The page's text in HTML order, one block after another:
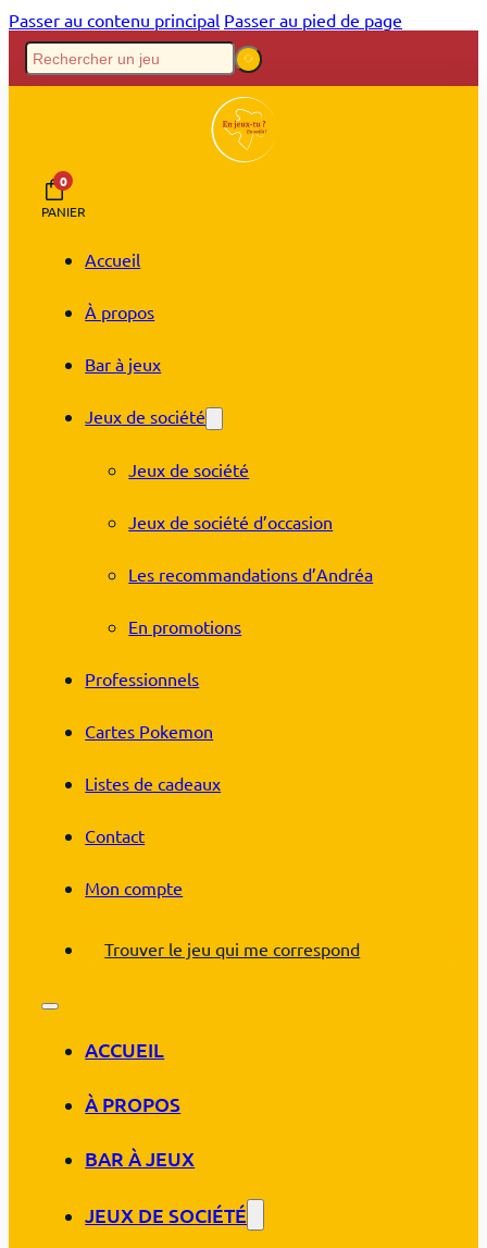
Passer au contenu principal Passer au pied de page
0
PANIER
Accueil
À propos
Bar à jeux
Jeux de société
Jeux de société
Jeux de société d’occasion
Les recommandations d’Andréa
En promotions
Professionnels
Cartes Pokemon
Listes de cadeaux
Contact
Mon compte
Trouver le jeu qui me correspond
ACCUEIL
À PROPOS
BAR À JEUX
JEUX DE SOCIÉTÉ